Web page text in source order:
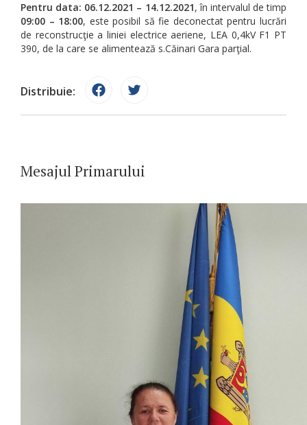
Pentru data: 06.12.2021 – 14.12.2021, în intervalul de timp
09:00 – 18:00, este posibil să fie deconectat pentru lucrări
de reconstrucţie a liniei electrice aeriene, LEA 0,4kV F1 PT
390, de la care se alimentează s.Căinari Gara parţial.
Distribuie:
Mesajul Primarului